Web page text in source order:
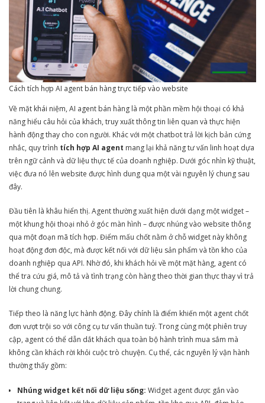
Cách tích hợp AI agent bán hàng trực tiếp vào website
Về mặt khái niệm, AI agent bán hàng là một phần mềm hội thoại có khả
năng hiểu câu hỏi của khách, truy xuất thông tin liên quan và thực hiện
hành động thay cho con người. Khác với một chatbot trả lời kịch bản cứng
nhắc, quy trình tích hợp AI agent mang lại khả năng tư vấn linh hoạt dựa
trên ngữ cảnh và dữ liệu thực tế của doanh nghiệp. Dưới góc nhìn kỹ thuật,
việc đưa nó lên website được hình dung qua một vài nguyên lý chung sau
đây.
Đầu tiên là khâu hiển thị. Agent thường xuất hiện dưới dạng một widget –
một khung hội thoại nhỏ ở góc màn hình – được nhúng vào website thông
qua một đoạn mã tích hợp. Điểm mấu chốt nằm ở chỗ widget này không
hoạt động đơn độc, mà được kết nối với dữ liệu sản phẩm và tồn kho của
doanh nghiệp qua API. Nhờ đó, khi khách hỏi về một mặt hàng, agent có
thể tra cứu giá, mô tả và tình trạng còn hàng theo thời gian thực thay vì trả
lời chung chung.
Tiếp theo là năng lực hành động. Đây chính là điểm khiến một agent chốt
đơn vượt trội so với công cụ tư vấn thuần tuý. Trong cùng một phiên truy
cập, agent có thể dẫn dắt khách qua toàn bộ hành trình mua sắm mà
không cần khách rời khỏi cuộc trò chuyện. Cụ thể, các nguyên lý vận hành
thường thấy gồm:
Nhúng widget kết nối dữ liệu sống: Widget agent được gắn vào